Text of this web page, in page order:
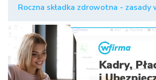
Roczna składka zdrowotna - zasady